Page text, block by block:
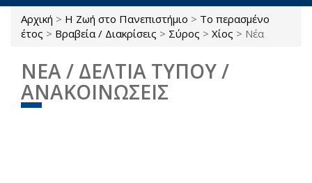
Είστε εδώ
Αρχική > Η Ζωή στο Πανεπιστήμιο > Το περασμένο
έτος > Βραβεία / Διακρίσεις > Σύρος > Χίος > Νέα
ΝΕΑ / ΔΕΛΤΙΑ ΤΥΠΟΥ /
ΑΝΑΚΟΙΝΩΣΕΙΣ